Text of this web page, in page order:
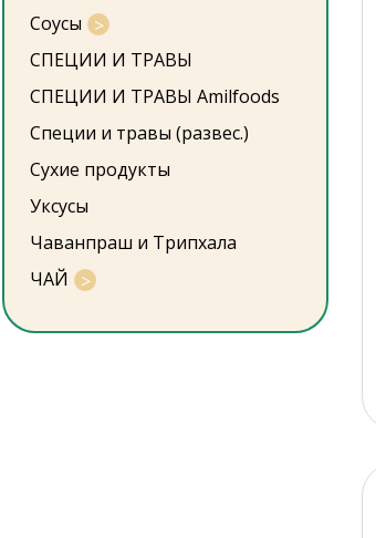
Соусы
СПЕЦИИ И ТРАВЫ
СПЕЦИИ И ТРАВЫ Amilfoods
Специи и травы (развес.)
Сухие продукты
Уксусы
Чаванпраш и Трипхала
ЧАЙ